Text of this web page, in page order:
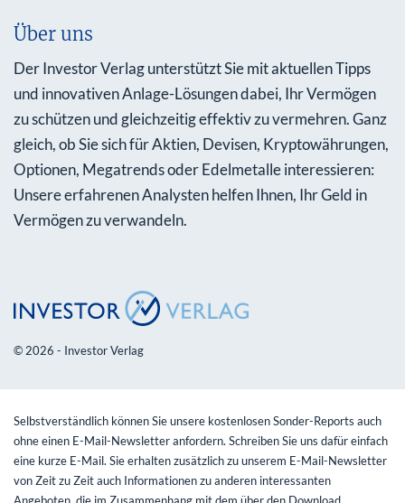
Über uns
Der Investor Verlag unterstützt Sie mit aktuellen Tipps
und innovativen Anlage-Lösungen dabei, Ihr Vermögen
zu schützen und gleichzeitig effektiv zu vermehren. Ganz
gleich, ob Sie sich für Aktien, Devisen, Kryptowährungen,
Optionen, Megatrends oder Edelmetalle interessieren:
Unsere erfahrenen Analysten helfen Ihnen, Ihr Geld in
Vermögen zu verwandeln.
© 2026 - Investor Verlag
Selbstverständlich können Sie unsere kostenlosen Sonder-Reports auch
ohne einen E-Mail-Newsletter anfordern. Schreiben Sie uns dafür einfach
eine kurze E-Mail. Sie erhalten zusätzlich zu unserem E-Mail-Newsletter
von Zeit zu Zeit auch Informationen zu anderen interessanten